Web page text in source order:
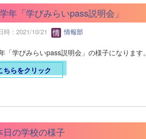
年「学びみらいpass説明会」
時 : 2021/10/21 情報部
「学びみらいpass説明会」の様子になりま
ちらをクリック
日の学校の様子